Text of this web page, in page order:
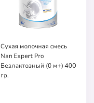
Сухая молочная смесь
Nan Expert Pro
Безлактозный (0 м+) 400
гр.